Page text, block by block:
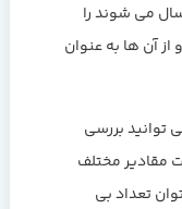
می شوند را
از آن ها به عنوان
توانید بررسی
مقادیر مختلف
تعداد بی